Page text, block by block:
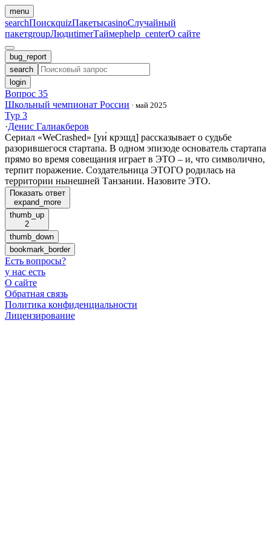
menu
searchПоискquizПакетыcasinoСлучайный
пакетgroupЛюдиtimerТаймерhelp_centerО сайте
bug_report
search
login
Вопрос 35
Школьный чемпионат России · май 2025
Тур 3
·Денис Галиакберов
Сериал «WeCrashed» [уи́ крэшд] рассказывает о судьбе
разорившегося стартапа. В одном эпизоде основатель стартапа
прямо во время совещания играет в ЭТО – и, что символично,
терпит поражение. Создательница ЭТОГО родилась на
территории нынешней Танзании. Назовите ЭТО.
Показать ответ
expand_more
thumb_up
2
thumb_down
bookmark_border
Есть вопросы?
у нас есть
О сайте
Обратная связь
Политика конфиденциальности
Лицензирование